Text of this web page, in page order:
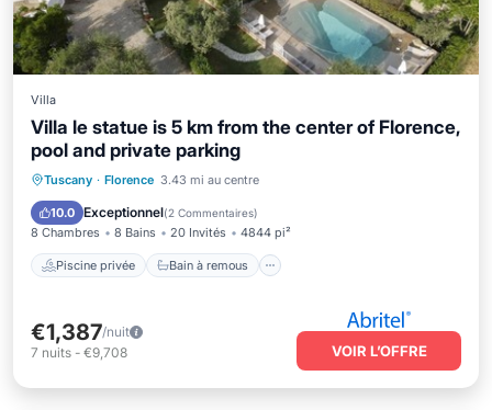
Villa
Villa le statue is 5 km from the center of Florence,
pool and private parking
Tuscany · Florence 3.43 mi au centre
10.0 Exceptionnel(2 Commentaires)
8 Chambres 8 Bains 20 Invités 4844 pi²
Piscine privée Bain à remous
Piscine privée
Bain à remous
Parking
Piscine
€1,387/nuit
7 nuits - €9,708 VOIR L’OFFRE